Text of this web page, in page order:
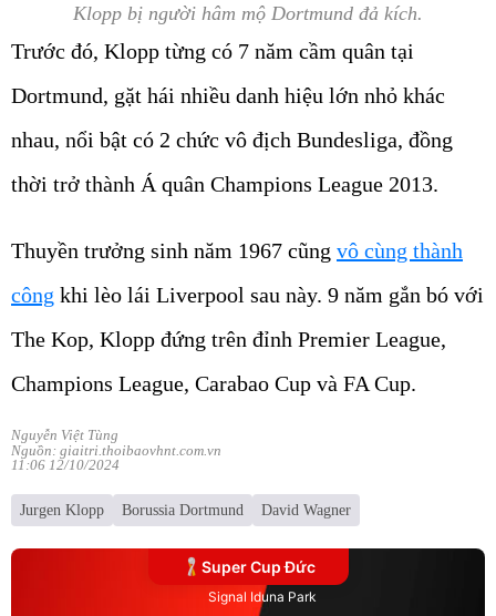
Klopp bị người hâm mộ Dortmund đả kích.
Trước đó, Klopp từng có 7 năm cầm quân tại
Dortmund, gặt hái nhiều danh hiệu lớn nhỏ khác
nhau, nổi bật có 2 chức vô địch Bundesliga, đồng
thời trở thành Á quân Champions League 2013.
Thuyền trưởng sinh năm 1967 cũng vô cùng thành
công khi lèo lái Liverpool sau này. 9 năm gắn bó với
The Kop, Klopp đứng trên đỉnh Premier League,
Champions League, Carabao Cup và FA Cup.
Nguyễn Việt Tùng
Nguồn: giaitri.thoibaovhnt.com.vn
11:06 12/10/2024
Jurgen Klopp Borussia Dortmund David Wagner
Super Cup Đức
Signal Iduna Park